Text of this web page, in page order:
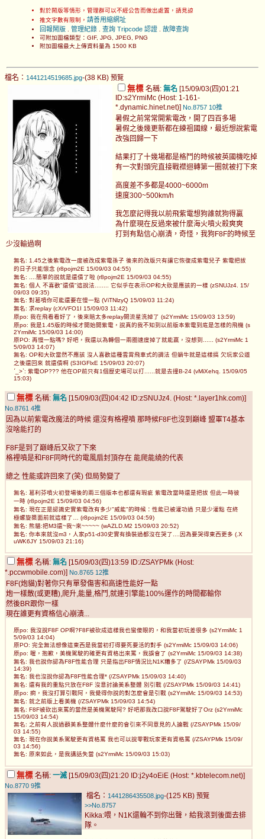
對於鬧版等情形，管理群可以不經公告而做出處置，請見諒
推文字數有限制， 請善用縮網址
回報鬧版
管理紀錄 查詢 Tripcode 認證 故障查詢
可附加圖檔類型：GIF, JPG, JPEG, PNG
附加圖檔最大上傳資料量為 1500 KB
檔名： 1441214519685.jpg-(38 KB) 預覽
無標 名稱: 無名 [15/09/03(四)01:21
ID:s2YrmiMc (Host: 1-161-
*.dynamic.hinet.net)] No.8757 10推
暑假之前常常開紫電改，開了四百多場
暑假之後幾更新都在練祖國線，最近想說紫電
改強回歸一下
結果打了十幾場都是格鬥的時候被英國機吃掉
有一次對頭完直接戰襟迴轉第一圈就被打下來
高度差不多都是4000~6000m
速度300~500km/h
我怎麼記得我以前飛紫電想狗誰就狗得贏
為什麼現在反過來被什麼海火噴火殺爽爽
打到有點信心崩潰，奇怪，我狗F8F的時候至
少沒輸過啊
無名: 1.45之後紫電改一度被改成紫電孫子 後來的改版只有讓它恢復成紫電兒子 紫電把拔
的日子只能懷念 (r8pojm2E 15/09/03 04:55)
無名: ....簡單的說就是還債了啦 (r8pojm2E 15/09/03 04:55)
無名: 個人 不喜歡"還債"這說法........ 它似乎在表示OP和大砍是應該的一樣 (zSNUJz4. 15/
09/03 09:35)
無名: 對葛噴你可能還要在慢一點 (ViTNlzyQ 15/09/03 11:24)
無名: 求replay (cXrVFO1I 15/09/03 11:42)
原po: 我在飛看看好了，後來賠太多replay開流星洗掉了 (s2YrmiMc 15/09/03 13:59)
原po: 我是1.45版的時候才開始開紫電，說真的我不知到以前版本紫電到底是怎樣的飛機 (s
2YrmiMc 15/09/03 14:00)
原PO: 再慢一點嗎? 好吧，我還以為轉個一兩圈速度掉了就能贏，沒想到...... (s2YrmiMc 1
5/09/03 14:07)
無名: OP和大砍當然不應該 沒人喜歡這種雲霄飛車式的調法 但蝸牛就是這樣搞 欠玩家公道
之後還回來 就還債啊 (S3IGFlxE 15/09/03 20:07)
ˊ_>ˋ: 紫電OP??? 他在OP前只有1個歷史場可以打......就是去撞B-24 (vMiXehq. 15/09/05
15:03)
無標 名稱: 無名 [15/09/03(四)04:42 ID:zSNUJz4. (Host: *.layer1hk.com)]
No.8761 4推
因為以前紫電改魔法的時候 還沒有格裡噴 那時候F8F也沒到巔峰 盟軍T4基本
沒啥能打的
F8F是到了巔峰后又砍了下來
格裡噴是和F8F同時代的電風扇封頂存在 能爬能繞的代表
總之 性能或許回來了(笑) 但局勢變了
無名: 葛利芬噴火初登場後的兩三個版本也都還有瑕疵 紫電改當時還是把拔 但此一時彼
一時 (r8pojm2E 15/09/03 04:56)
無名: 現在正是認識史實紫電改有多少"威能"的時候：性能已被灌功過 只是少灌點 在終
極螺旋槳面前就這樣了… (r8pojm2E 15/09/03 04:59)
無名: 熊貓:把M3還~我~來~~~~~ (wAZLD.M2 15/09/03 20:52)
無名: 你本來就沒m3，人家p51-d30史實有換裝過都沒在哭了....因為要哭得東西更多 (.X
uWK6JY 15/09/03 21:16)
無標 名稱: 無名 [15/09/03(四)13:59 ID:/ZSAYPMk (Host:
*.pccwmobile.com)] No.8765 12推
F8F(炮貓)對著你只有單發傷害和高速性能好一點
炮一樣散(或更糟),爬升,能量,格鬥,就連引擎能100%運作的時間都輸你
然後BR跟你一樣
現在誰更有資格信心崩潰...
原po: 我沒說F8F OP啊?F8F被砍成這樣我也蠻傻眼的，和我當初玩差很多 (s2YrmiMc 1
5/09/03 14:04)
原PO: 完全無法想像這東西是我當初打得要死要活的對手 (s2YrmiMc 15/09/03 14:06)
原po: 喔，抱歉，美機駕駛的確更有資格出來罵，我誤會了 (s2YrmiMc 15/09/03 14:38)
無名: 我也說你認為F8F性能合理 只是指出F8F情況比N1K糟多了 (/ZSAYPMk 15/09/03
14:39)
無名: 我也沒說你認為F8F性能合理* (/ZSAYPMk 15/09/03 14:40)
無名: 還有我的重點只放在F8F 沒意討論美系整體 別引戰 (/ZSAYPMk 15/09/03 14:41)
原po: 痾，我沒打算引戰阿，我覺得你說的對怎麼會是引戰 (s2YrmiMc 15/09/03 14:53)
無名: 就之前版上看美機 (/ZSAYPMk 15/09/03 14:54)
無名: F8F被砍出來罵的當然是美機駕駛阿? 好吧那我改口說F8F駕駛好了Orz (s2YrmiMc
15/09/03 14:54)
無名: 之前有人說過顴美系整體什麼什麼的會引來不同意見的人論戰 (/ZSAYPMk 15/09/
03 14:55)
無名: 現在你說美系駕駛更有資格罵 我也可以說零戰玩家更有資格罵 (/ZSAYPMk 15/09/
03 14:56)
無名: 原來如此，是我講話失當 (s2YrmiMc 15/09/03 15:03)
無標 名稱: 一滅 [15/09/03(四)21:20 ID:j2y4oEiE (Host: *.kbtelecom.net)]
No.8770 9推
檔名： 1441286435508.jpg-(125 KB) 預覽
>>No.8757
Kikka:喂，N1K還輪不到你出聲，給我滾到後面去排
隊。